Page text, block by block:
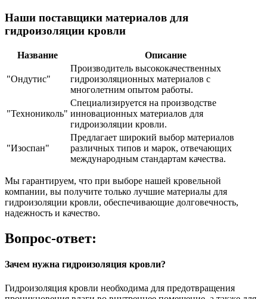
Наши поставщики материалов для
гидроизоляции кровли
Название Описание
"Ондутис"
Производитель высококачественных
гидроизоляционных материалов с
многолетним опытом работы.
"Технониколь"
Специализируется на производстве
инновационных материалов для
гидроизоляции кровли.
"Изоспан"
Предлагает широкий выбор материалов
различных типов и марок, отвечающих
международным стандартам качества.
Мы гарантируем, что при выборе нашей кровельной
компании, вы получите только лучшие материалы для
гидроизоляции кровли, обеспечивающие долговечность,
надежность и качество.
Вопрос-ответ:
Зачем нужна гидроизоляция кровли?
Гидроизоляция кровли необходима для предотвращения